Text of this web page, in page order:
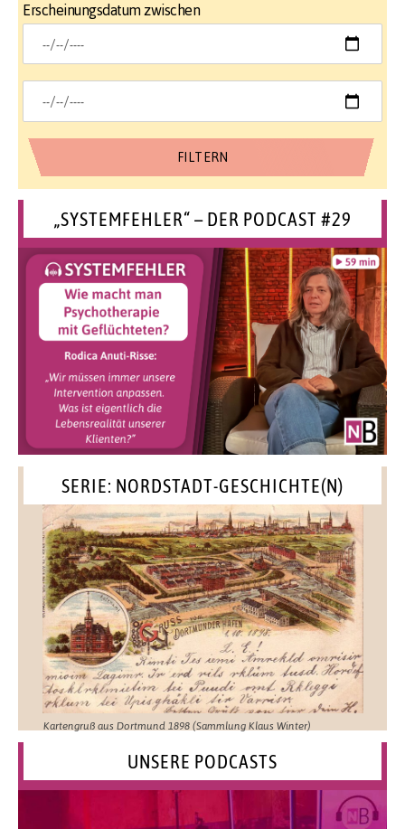
Erscheinungsdatum zwischen
„SYSTEMFEHLER“ – DER PODCAST #29
SERIE: NORDSTADT-GESCHICHTE(N)
Kartengruß aus Dortmund 1898 (Sammlung Klaus Winter)
UNSERE PODCASTS